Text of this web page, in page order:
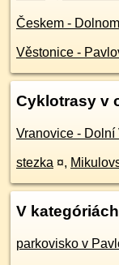
Českem -
Věstonice -
Cyklotrasy v
Vranovice -
stezka ¤,
V kategóriách
parkovisko v